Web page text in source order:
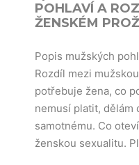
POHLAVÍ A
ŽENSKÉM
Popis mužských
Rozdíl mezi
potřebuje žena, co
nemusí platit, dělám
samotnému. Co
ženskou sexualitu.